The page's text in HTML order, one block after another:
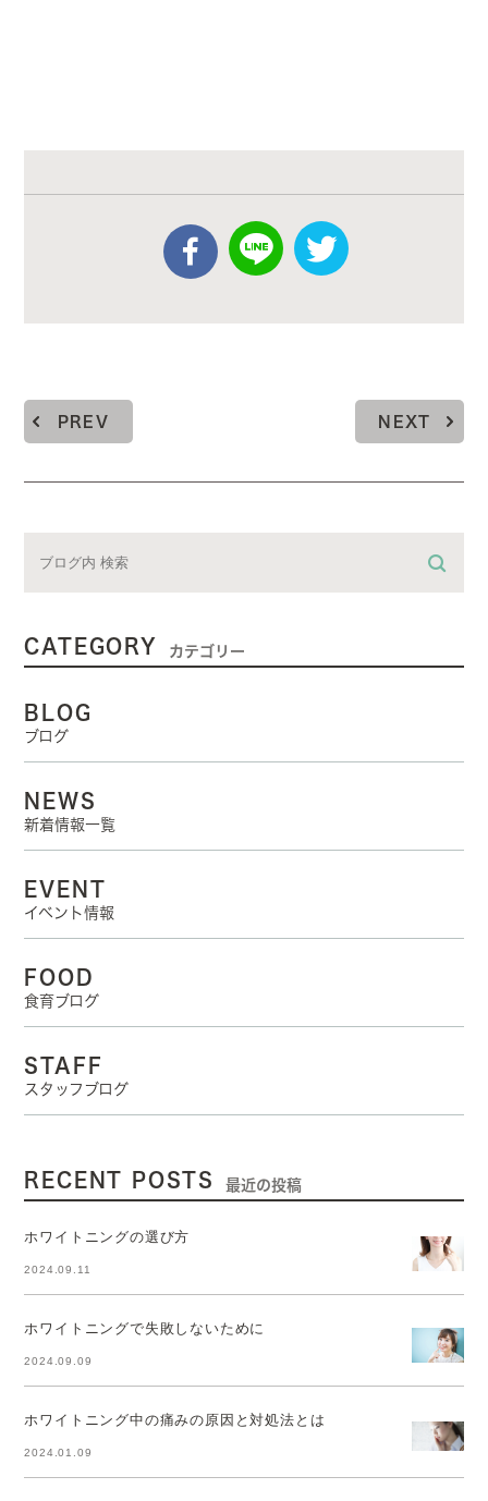
PREV NEXT
CATEGORY カテゴリー
BLOG
ブログ
NEWS
新着情報一覧
EVENT
イベント情報
FOOD
食育ブログ
STAFF
スタッフブログ
RECENT POSTS 最近の投稿
ホワイトニングの選び方
2024.09.11
ホワイトニングで失敗しないために
2024.09.09
ホワイトニング中の痛みの原因と対処法とは
2024.01.09